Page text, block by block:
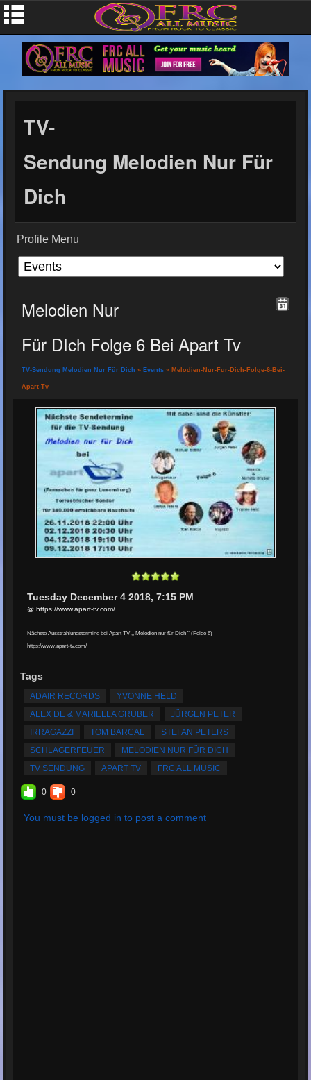
TV-
Sendung Melodien Nur Für
Dich
Profile Menu
Melodien Nur
Für DIch Folge 6 Bei Apart Tv
TV-Sendung Melodien Nur Für Dich » Events » Melodien-Nur-Fur-Dich-Folge-6-Bei-
Apart-Tv
Tuesday December 4 2018, 7:15 PM
@ https://www.apart-tv.com/
Nächste Ausstrahlungstermine bei Apart TV ,, Melodien nur für Dich " (Folge 6)
https://www.apart-tv.com/
Tags
ADAIR RECORDS
YVONNE HELD
ALEX DE & MARIELLA GRUBER
JÜRGEN PETER
IRRAGAZZI
TOM BARCAL
STEFAN PETERS
SCHLAGERFEUER
MELODIEN NUR FÜR DICH
TV SENDUNG
APART TV FRC ALL MUSIC
0 0
You must be logged in to post a comment